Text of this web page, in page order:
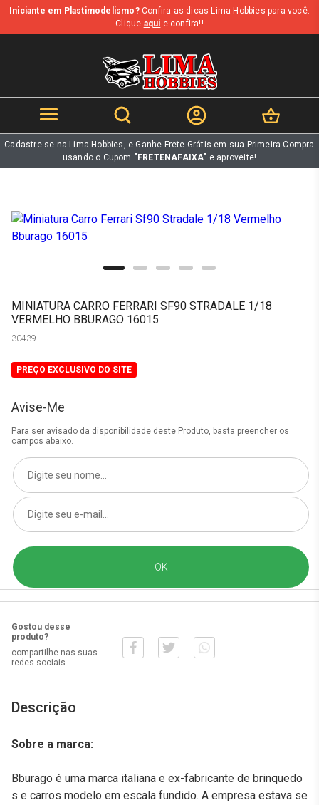
b
Iniciante em Plastimodelismo?Confira as dicas Lima Hobbies para você.
Clique aqui e confira!!
Cadastre-se na Lima Hobbies, e Ganhe Frete Grátis em sua Primeira Compra
usando o Cupom "FRETENAFAIXA" e aproveite!
MINIATURA CARRO FERRARI SF90 STRADALE 1/18
VERMELHO BBURAGO 16015
30439
PREÇO EXCLUSIVO DO SITE
Avise-Me
Para ser avisado da disponibilidade deste Produto, basta preencher os
campos abaixo.
Gostou desse
produto?
compartilhe nas suas
redes sociais
Descrição
Sobre a marca:
Bburago é uma marca italiana e ex-fabricante de brinquedo
s e carros modelo em escala fundido. A empresa estava se